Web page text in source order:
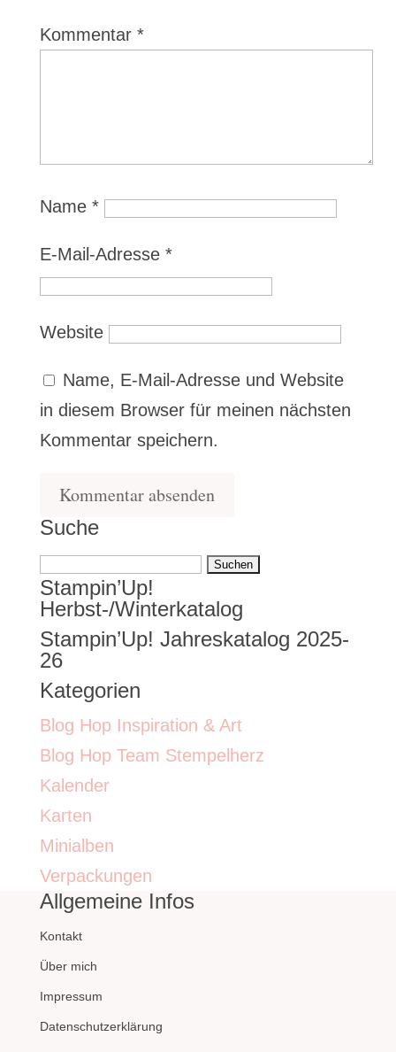
Kommentar *
Name *
E-Mail-Adresse *
Website
Name, E-Mail-Adresse und Website
in diesem Browser für meinen nächsten
Kommentar speichern.
Suche
Suchen
nach:
Stampin’Up!
Herbst-/Winterkatalog
Stampin’Up! Jahreskatalog 2025-
26
Kategorien
Blog Hop Inspiration & Art
Blog Hop Team Stempelherz
Kalender
Karten
Minialben
Verpackungen
Allgemeine Infos
Kontakt
Über mich
Impressum
Datenschutzerklärung